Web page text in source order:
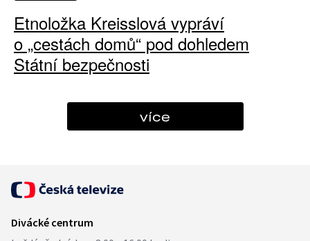
Etnoložka Kreisslová vypráví
o „cestách domů“ pod dohledem
Státní bezpečnosti
více